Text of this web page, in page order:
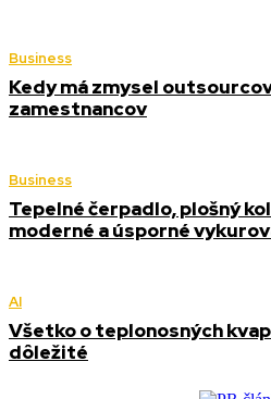
Business
Kedy má zmysel
zamestnancov
Business
Tepelné čerpadlo, plošný
moderné a úsporné
AI
Všetko o teplonosných
dôležité